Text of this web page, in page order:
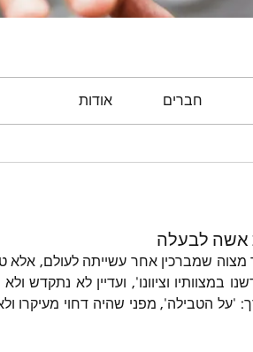
חברים אודות
אשה לבעלה